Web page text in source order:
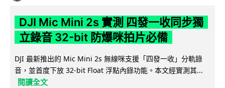
DJI Mic Mini 2s 實測 四發一收同步獨
立錄音 32-bit 防爆咪拍片必備
DJI 最新推出的 Mic Mini 2s 無線咪支援「四發一收」分軌錄
音，並首度下放 32-bit Float 浮點內錄功能。本文經實測其...
閱讀全文